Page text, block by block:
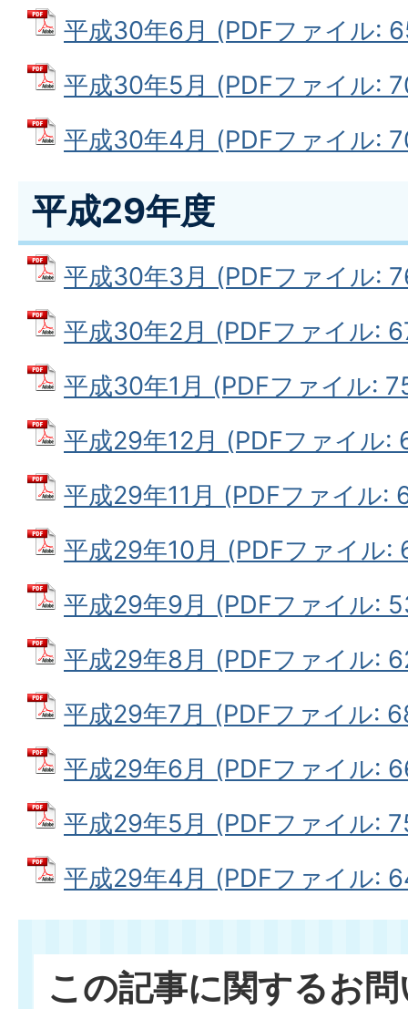
平成30年6月 (PDFファイル:
平成30年5月 (PDFファイル:
平成30年4月 (PDFファイル:
平成29年度
平成30年3月 (PDFファイル:
平成30年2月 (PDFファイル:
平成30年1月 (PDFファイル:
平成29年12月 (PDFファイル:
平成29年11月 (PDFファイル:
平成29年10月 (PDFファイル:
平成29年9月 (PDFファイル:
平成29年8月 (PDFファイル:
平成29年7月 (PDFファイル:
平成29年6月 (PDFファイル:
平成29年5月 (PDFファイル:
平成29年4月 (PDFファイル:
この記事に関するお